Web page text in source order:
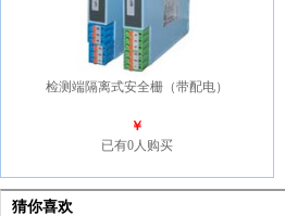
检测端隔离式安全栅（带配电）
￥
已有0人购买
猜你喜欢